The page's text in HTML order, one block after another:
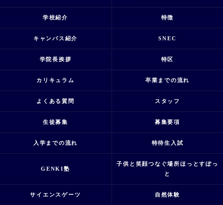
学校紹介 特徴
キャンパス紹介 SNEC
学院長挨拶 特区
カリキュラム 卒業までの流れ
よくある質問 スタッフ
生徒募集 募集要項
入学までの流れ 特待生入試
GENKI塾
子供と笑顔つなぐ場所ほっとすぽっ
と
サイエンスゲーツ 自然体験